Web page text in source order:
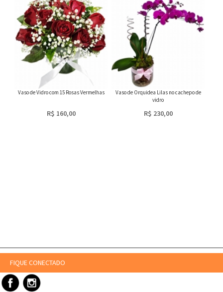
Vaso de Vidro com 15 Rosas Vermelhas
R$ 160,00
Vaso de Orquidea Lilas no cachepo de
vidro
R$ 230,00
FIQUE CONECTADO